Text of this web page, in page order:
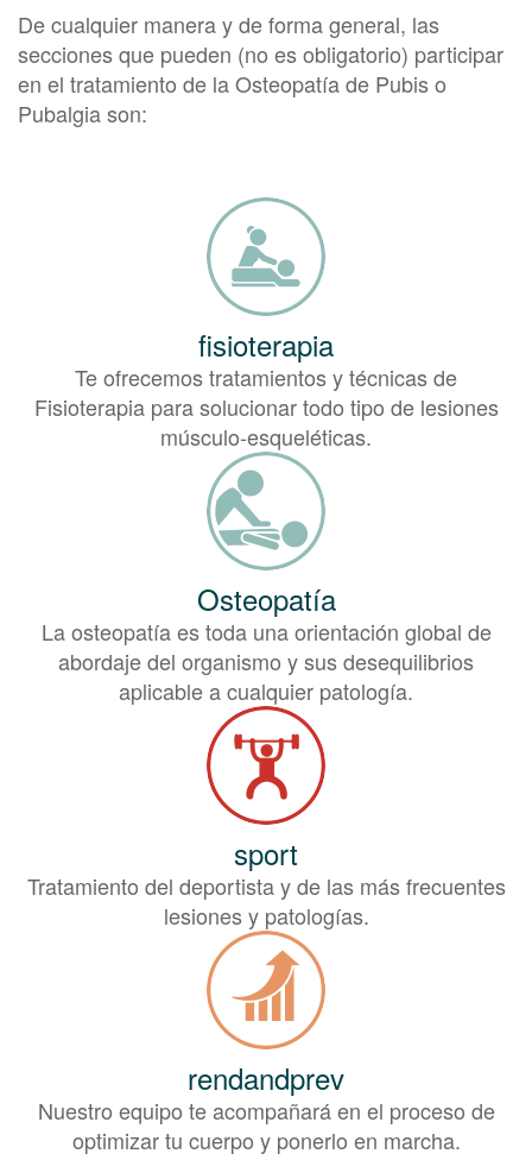
De cualquier manera y de forma general, las
secciones que pueden (no es obligatorio) participar
en el tratamiento de la Osteopatía de Pubis o
Pubalgia son:
fisioterapia
Te ofrecemos tratamientos y técnicas de
Fisioterapia para solucionar todo tipo de lesiones
músculo-esqueléticas.
Osteopatía
La osteopatía es toda una orientación global de
abordaje del organismo y sus desequilibrios
aplicable a cualquier patología.
sport
Tratamiento del deportista y de las más frecuentes
lesiones y patologías.
rendandprev
Nuestro equipo te acompañará en el proceso de
optimizar tu cuerpo y ponerlo en marcha.